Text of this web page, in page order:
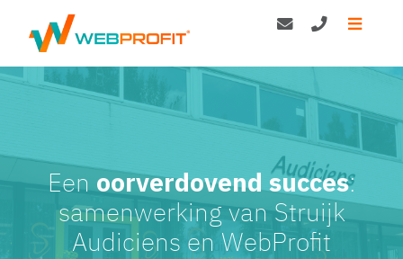
Eenoorverdovend succes:
samenwerking van Struijk
Audiciens en WebProfit